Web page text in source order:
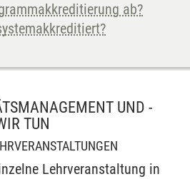
ab?
UND -
TUN
Lehrveranstaltung in